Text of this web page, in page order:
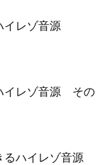
イレゾ音源
イレゾ音源 その
るハイレゾ音源